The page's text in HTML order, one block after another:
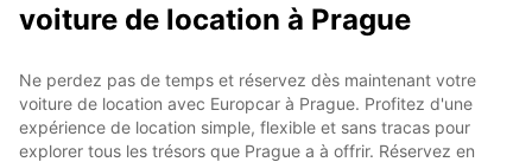
voiture de location à Prague
Ne perdez pas de temps et réservez dès maintenant votre
voiture de location avec Europcar à Prague. Profitez d'une
expérience de location simple, flexible et sans tracas pour
explorer tous les trésors que Prague a à offrir. Réservez en